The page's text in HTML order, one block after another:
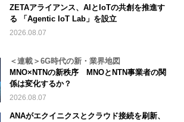
ZETAアライアンス、AIとIoTの共創を推進す
る 「Agentic IoT Lab」を設立
2026.08.07
＜連載＞6G時代の新・業界地図
MNO×NTNの新秩序 MNOとNTN事業者の関
係は変化するか？
2026.08.07
ANAがエクイニクスとクラウド接続を刷新、